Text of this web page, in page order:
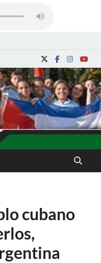
Florida de
de Florida, Camagüey,
cubano